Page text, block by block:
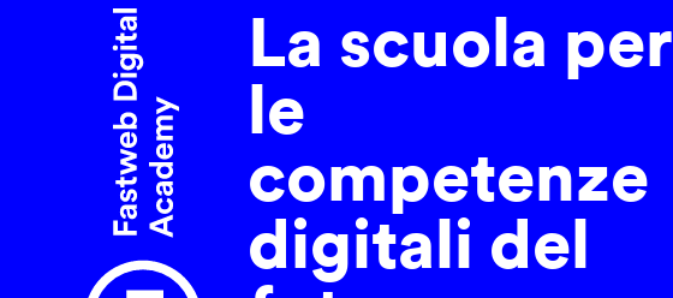
La scuola per
le
competenze
digitali del